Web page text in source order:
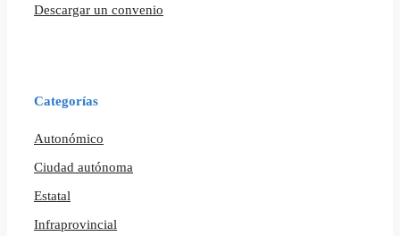
Descargar un convenio
Categorías
Autonómico
Ciudad autónoma
Estatal
Infraprovincial